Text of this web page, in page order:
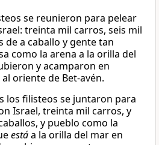
se reunieron para pelear
treinta mil carros, seis mil
de a caballo y gente tan
como la arena a la orilla del
y acamparon en
oriente de Bet-avén.
los filisteos se juntaron para
Israel, treinta mil carros, y
y pueblo como la
estáa la orilla del mar en